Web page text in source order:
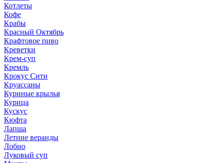
Котлеты
Кофе
Крабы
Красный Октябрь
Крафтовое пиво
Креветки
Крем-суп
Кремль
Крокус Сити
Круассаны
Куриные крылья
Курица
Кускус
Кюфта
Лапша
Летние веранды
Лобио
Луковый суп